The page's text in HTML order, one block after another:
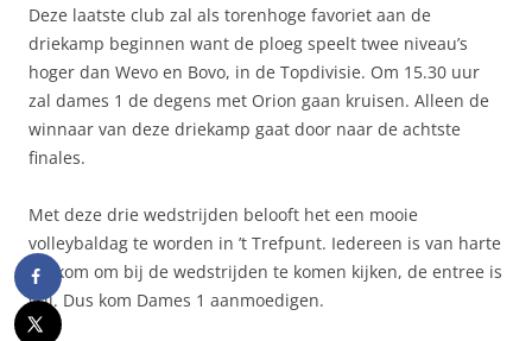
Deze laatste club zal als torenhoge favoriet aan de
driekamp beginnen want de ploeg speelt twee niveau’s
hoger dan Wevo en Bovo, in de Topdivisie. Om 15.30 uur
zal dames 1 de degens met Orion gaan kruisen. Alleen de
winnaar van deze driekamp gaat door naar de achtste
finales.
Met deze drie wedstrijden belooft het een mooie
volleybaldag te worden in ’t Trefpunt. Iedereen is van harte
welkom om bij de wedstrijden te komen kijken, de entree is
vrij. Dus kom Dames 1 aanmoedigen.